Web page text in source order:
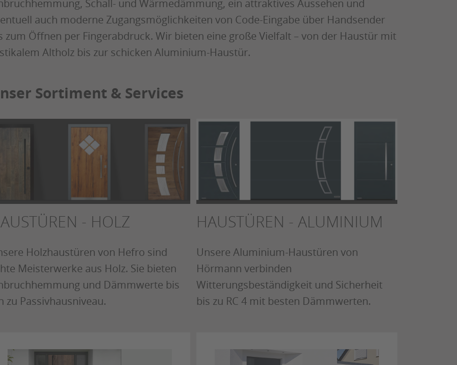
Schall- und Wärmedämmung, ein attraktives Aussehen und
auch moderne Zugangsmöglichkeiten von Code-Eingabe über Handsender
zum Öffnen per Fingerabdruck. Wir bieten eine große Vielfalt – von der Haustür mit
Altholz bis zur schicken Aluminium-Haustür.
Sortiment & Services
- HOLZ
Holzhaustüren von Hefro sind
Meisterwerke aus Holz. Sie bieten
und Dämmwerte bis
zu Passivhausniveau.
HAUSTÜREN - ALUMINIUM
Unsere Aluminium-Haustüren von
Hörmann verbinden
Witterungsbeständigkeit und Sicherheit
bis zu RC 4 mit besten Dämmwerten.